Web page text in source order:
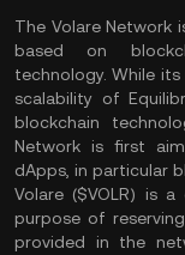
The Volare
based on
technology. While
scalability of
blockchain
Network is first
dApps, in particular
Volare ($VOLR) is
purpose of
provided in the